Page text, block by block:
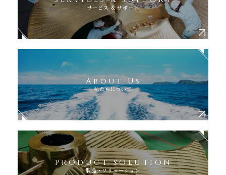
サービス & サポート
About Us
私たちについて
PRODUCT SOLUTION
製品・ソリューション